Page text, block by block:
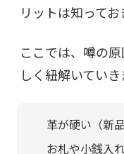
リットは知って
ここでは、噂の
しく紐解いていき
革が硬い（新品
お札や小銭入